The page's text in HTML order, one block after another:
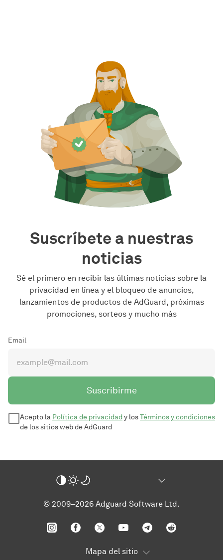
Suscríbete a nuestras
noticias
Sé el primero en recibir las últimas noticias sobre la
privacidad en línea y el bloqueo de anuncios,
lanzamientos de productos de AdGuard, próximas
promociones, sorteos y mucho más
Email
Suscribirme
Acepto la Política de privacidady losTérminos y condiciones
de los sitios web de AdGuard
© 2009–2026 Adguard Software Ltd.
Mapa del sitio